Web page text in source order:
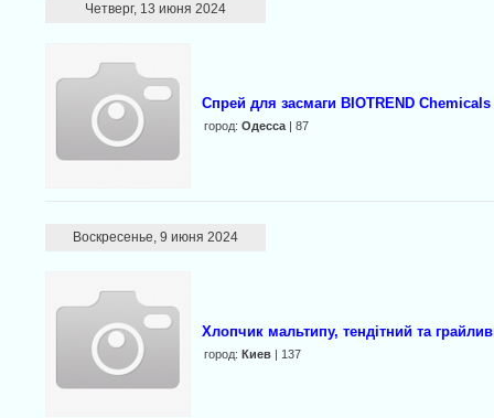
Четверг, 13 июня 2024
Спрей для засмаги BIOTREND Chemicals
город: Одесса| 87
Воскресенье, 9 июня 2024
Хлопчик мальтипу, тендітний та
город: Киев| 137